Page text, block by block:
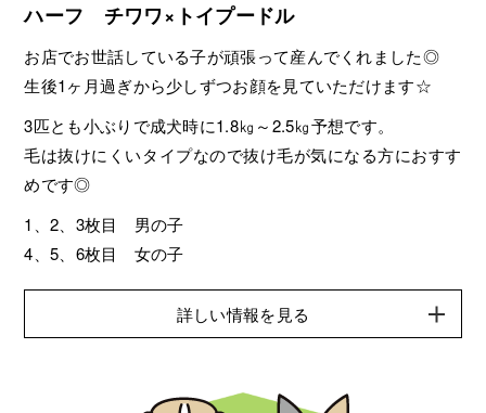
ハーフ チワワ×トイプードル
お店でお世話している子が頑張って産んでくれました◎
生後1ヶ月過ぎから少しずつお顔を見ていただけます☆
3匹とも小ぶりで成犬時に1.8㎏～2.5㎏予想です。
毛は抜けにくいタイプなので抜け毛が気になる方におすす
めです◎
1、2、3枚目 男の子
4、5、6枚目 女の子
詳しい情報を見る